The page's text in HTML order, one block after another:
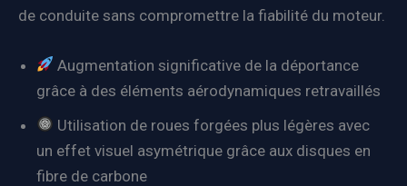
de conduite sans compromettre la fiabilité du moteur.
Augmentation significative de la déportance
grâce à des éléments aérodynamiques retravaillés
Utilisation de roues forgées plus légères avec
un effet visuel asymétrique grâce aux disques en
fibre de carbone